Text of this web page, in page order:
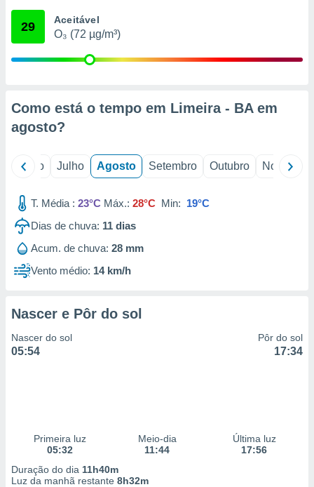
através
1199
29 Aceitável
O₃ (72 µg/m³)
Como está o tempo em Limeira - BA em
agosto?
Junho Julho Agosto Setembro Outubro Novembro
T. Média : 23°C Máx.: 28°C Min: 19°C
Dias de chuva: 11 dias
Acum. de chuva: 28 mm
Vento médio: 14 km/h
Nascer e Pôr do sol
Nascer do sol
05:54
Pôr do sol
17:34
Primeira luz
05:32
Meio-dia
11:44
Última luz
17:56
Duração do dia 11h40m
Luz da manhã restante 8h32m